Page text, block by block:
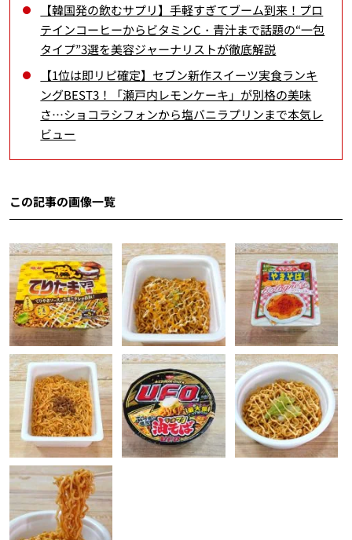
【韓国発の飲むサプリ】手軽すぎてブーム到来！プロ
テインコーヒーからビタミンC・青汁まで話題の“一包
タイプ”3選を美容ジャーナリストが徹底解説
【1位は即リピ確定】セブン新作スイーツ実食ランキ
ングBEST3！「瀬戸内レモンケーキ」が別格の美味
さ…ショコラシフォンから塩バニラプリンまで本気レ
ビュー
この記事の画像一覧